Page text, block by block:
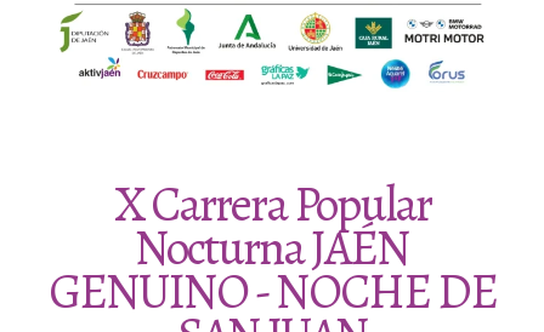
X Carrera Popular
Nocturna JAÉN
GENUINO - NOCHE DE